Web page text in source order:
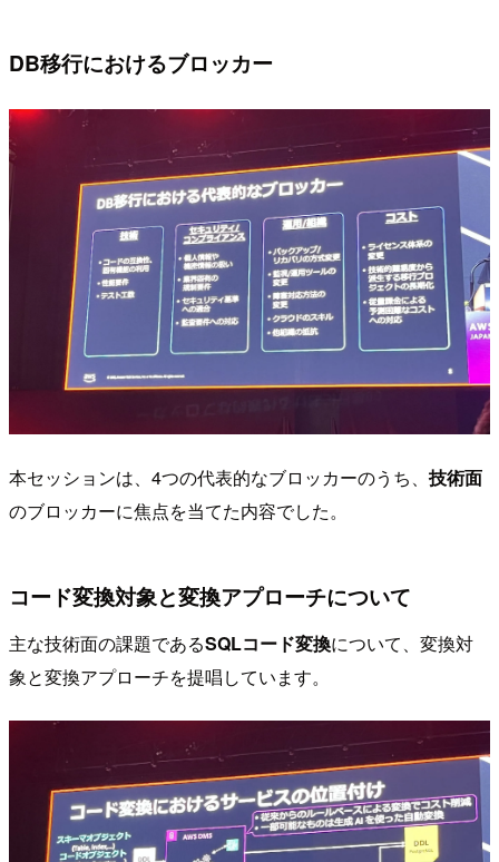
DB移行におけるブロッカー
本セッションは、4つの代表的なブロッカーのうち、 技術面
のブロッカーに焦点を当てた内容でした。
コード変換対象と変換アプローチについて
主な技術面の課題であるSQLコード変換について、変換対
象と変換アプローチを提唱しています。